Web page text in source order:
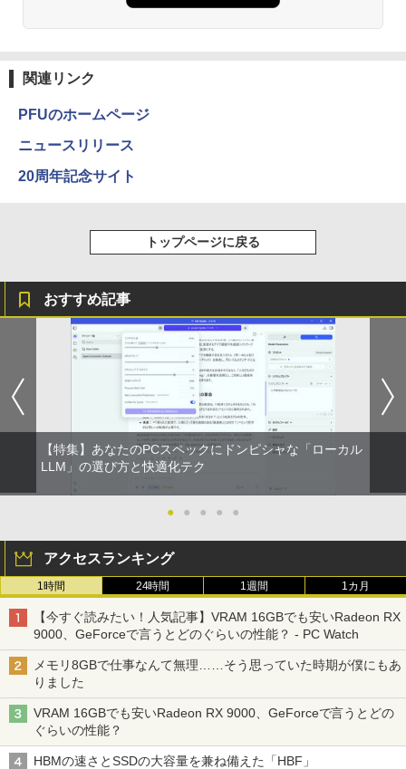
￥1,625
] [ 水 ] [ ペットボトル ] [ 箱買い ] [ ストック
] [ 水分補給 ]
￥998
版ビッグガンガンコミックス)
￥810
関連リンク
PFUのホームページ
ニュースリリース
20周年記念サイト
トップページに戻る
おすすめ記事
【特集】あなたのPCスペックにドンピシャな「ローカル
LLM」の選び方と快適化テク
● ● ● ● ●
アクセスランキング
1時間 24時間 1週間 1カ月
【今すぐ読みたい！人気記事】VRAM 16GBでも安いRadeon RX
9000、GeForceで言うとどのぐらいの性能？ - PC Watch
メモリ8GBで仕事なんて無理……そう思っていた時期が僕にもあ
りました
VRAM 16GBでも安いRadeon RX 9000、GeForceで言うとどの
ぐらいの性能？
HBMの速さとSSDの大容量を兼ね備えた「HBF」